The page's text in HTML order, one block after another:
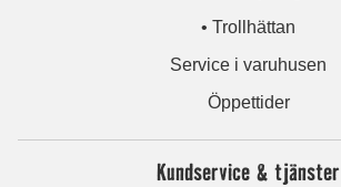
• Trollhättan
Service i varuhusen
Öppettider
Kundservice & tjänster